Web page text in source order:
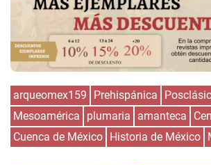
arqueomex159 Prehispánica
Mesoamérica
plumaria amanteca
Cuenca de México Historia de México